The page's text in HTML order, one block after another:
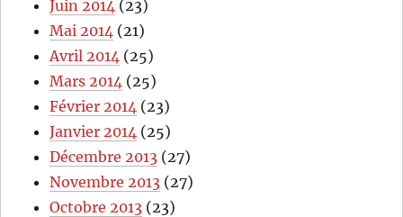
Juin 2014 (23)
Mai 2014 (21)
Avril 2014 (25)
Mars 2014 (25)
Février 2014 (23)
Janvier 2014 (25)
Décembre 2013 (27)
Novembre 2013 (27)
Octobre 2013 (23)